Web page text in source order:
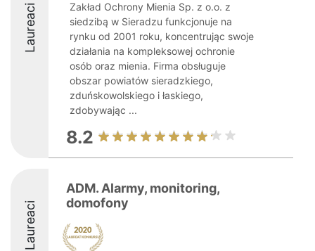
Laureaci
Zakład Ochrony Mienia Sp. z o.o. z
siedzibą w Sieradzu funkcjonuje na
rynku od 2001 roku, koncentrując swoje
działania na kompleksowej ochronie
osób oraz mienia. Firma obsługuje
obszar powiatów sieradzkiego,
zduńskowolskiego i łaskiego,
zdobywając ...
8.2
Laureaci
ADM. Alarmy, monitoring,
domofony